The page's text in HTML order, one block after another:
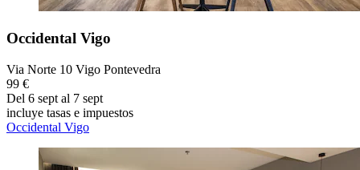
Occidental Vigo
Via Norte 10 Vigo Pontevedra
99 €
Del 6 sept al 7 sept
incluye tasas e impuestos
Occidental Vigo